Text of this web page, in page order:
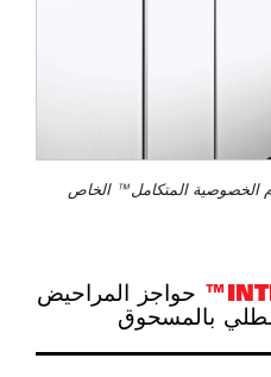
الخصوصية المتكامل™ الخاص
حواجز المراحيض
بالمسحوق